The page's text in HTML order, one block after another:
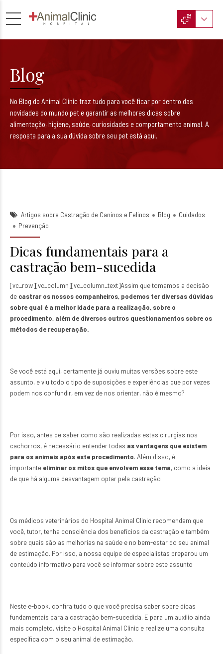
Blog
No Blog do Animal Clinic traz tudo para você ficar por dentro das
novidades do mundo pet e garantir as melhores dicas sobre
alimentação, higiene, saúde, curiosidades e comportamento animal. A
resposta para a sua dúvida sobre seu pet está aqui.
Artigos sobre Castração de Caninos e Felinos Blog
Cuidados
Prevenção
Dicas fundamentais para a
castração bem-sucedida
[vc_row][vc_column][vc_column_text]Assim que tomamos a decisão
de castrar os nossos companheiros, podemos ter diversas dúvidas
sobre qual é a melhor idade para a realização, sobre o
procedimento, além de diversos outros questionamentos sobre os
métodos de recuperação.
Se você está aqui, certamente já ouviu muitas versões sobre este
assunto, e viu todo o tipo de suposições e experiências que por vezes
podem nos confundir, em vez de nos orientar, não é mesmo?
Por isso, antes de saber como são realizadas estas cirurgias nos
cachorros, é necessário entender todas as vantagens que existem
para os animais após este procedimento. Além disso, é
importante eliminar os mitos que envolvem esse tema, como a ideia
de que há alguma desvantagem optar pela castração
Os médicos veterinários do Hospital Animal Clinic recomendam que
você, tutor, tenha consciência dos benefícios da castração e também
sobre quais são as melhorias na saúde e no bem-estar do seu animal
de estimação. Por isso, a nossa equipe de especialistas preparou um
conteúdo informativo para você se informar sobre este assunto
Neste e-book, confira tudo o que você precisa saber sobre dicas
fundamentais para a castração bem-sucedida. E para um auxílio ainda
mais completo, visite o Hospital Animal Clinic e realize uma consulta
específica com o seu animal de estimação.